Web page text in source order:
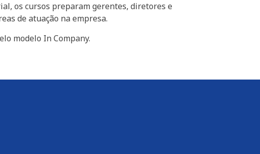
os cursos preparam gerentes, diretores e
de atuação na empresa.
modelo In Company.